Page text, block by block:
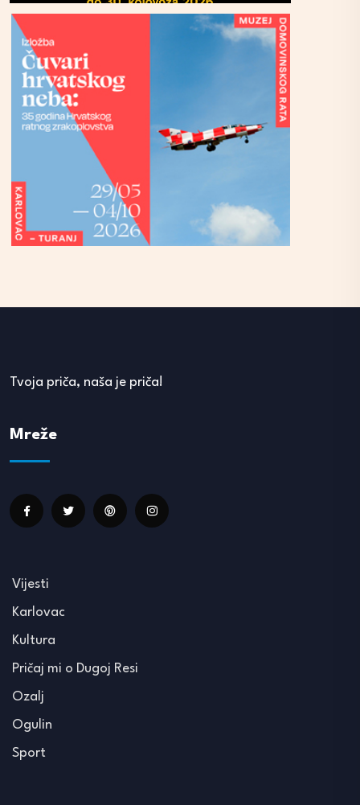
Tvoja priča, naša je priča!
Mreže
Vijesti
Karlovac
Kultura
Pričaj mi o Dugoj Resi
Ozalj
Ogulin
Sport